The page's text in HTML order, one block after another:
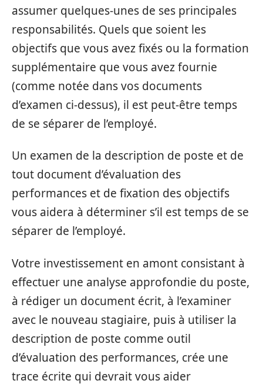
assumer quelques-unes de ses principales
responsabilités. Quels que soient les
objectifs que vous avez fixés ou la formation
supplémentaire que vous avez fournie
(comme notée dans vos documents
d’examen ci-dessus), il est peut-être temps
de se séparer de l’employé.
Un examen de la description de poste et de
tout document d’évaluation des
performances et de fixation des objectifs
vous aidera à déterminer s’il est temps de se
séparer de l’employé.
Votre investissement en amont consistant à
effectuer une analyse approfondie du poste,
à rédiger un document écrit, à l’examiner
avec le nouveau stagiaire, puis à utiliser la
description de poste comme outil
d’évaluation des performances, crée une
trace écrite qui devrait vous aider